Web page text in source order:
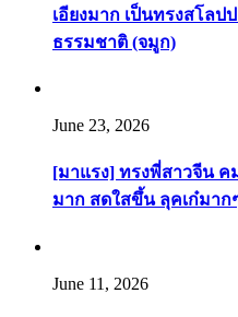
เอียงมาก เป็นทรงสโล
ธรรมชาติ (จมูก)
June 23, 2026
[มาแรง] ทรงพี่สาวจีน
มาก สดใสขึ้น ลุคเก๋มาก
June 11, 2026